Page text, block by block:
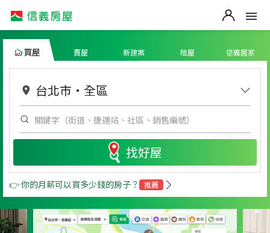
買屋 賣屋 新建案 租屋 信義居家
台北市 ・ 全區
找好屋
👉 你的月薪可以買多少錢的房子？ 推薦